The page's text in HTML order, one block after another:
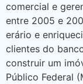
comercial e
entre 2005 e
erário e
clientes do
construir um
Público Federal